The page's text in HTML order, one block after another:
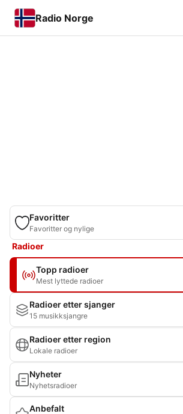
Radio Norge
Favoritter
Favoritter og nylige
Radioer
Topp radioer
Mest lyttede radioer
Radioer etter sjanger
15 musikksjangre
Radioer etter region
Lokale radioer
Nyheter
Nyhetsradioer
Anbefalt